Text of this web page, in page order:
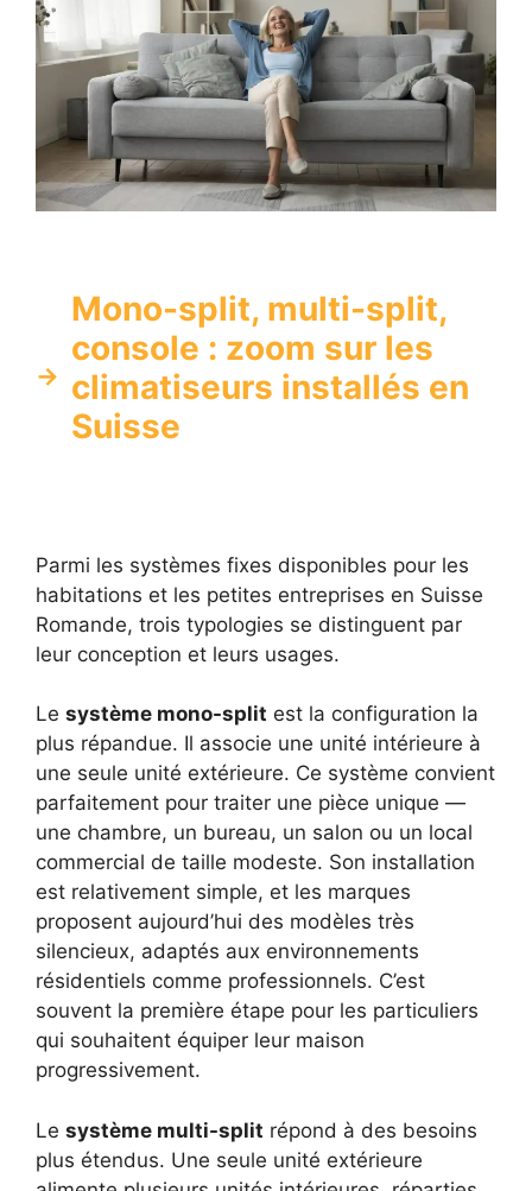
Mono-split, multi-split,
console : zoom sur les
climatiseurs installés en
Suisse
Parmi les systèmes fixes disponibles pour les
habitations et les petites entreprises en Suisse
Romande, trois typologies se distinguent par
leur conception et leurs usages.
Le système mono-split est la configuration la
plus répandue. Il associe une unité intérieure à
une seule unité extérieure. Ce système convient
parfaitement pour traiter une pièce unique —
une chambre, un bureau, un salon ou un local
commercial de taille modeste. Son installation
est relativement simple, et les marques
proposent aujourd’hui des modèles très
silencieux, adaptés aux environnements
résidentiels comme professionnels. C’est
souvent la première étape pour les particuliers
qui souhaitent équiper leur maison
progressivement.
Le système multi-split répond à des besoins
plus étendus. Une seule unité extérieure